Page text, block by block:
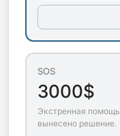
SOS
3000$
Экстренная
вынесено решение.